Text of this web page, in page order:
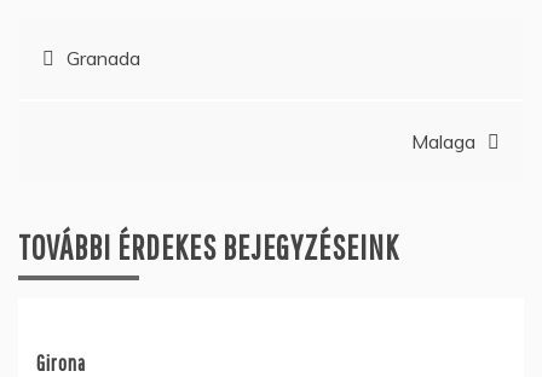
Bejegyzés
Granada
Malaga
TOVÁBBI ÉRDEKES BEJEGYZÉSEINK
Girona